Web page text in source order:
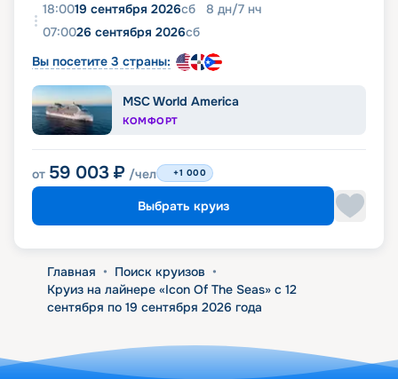
18:0019 сентября 2026сб 8 дн/7 нч
07:0026 сентября 2026сб
Вы посетите 3 страны:
MSC World America
КОМФОРТ
от 59 003 ₽ /чел +1 000
Выбрать круиз
Главная • Поиск круизов •
Круиз на лайнере «Icon Of The Seas» с 12
сентября по 19 сентября 2026 года